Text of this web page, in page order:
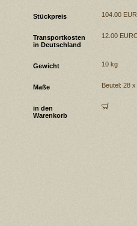
Stückpreis 104.00
Transportkosten
in Deutschland
12.00
Gewicht 10 kg
Maße Beutel: 28
in den
Warenkorb